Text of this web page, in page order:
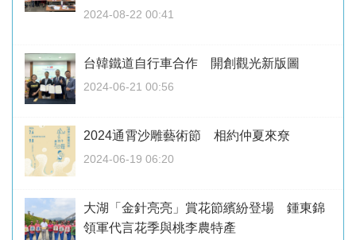
2024-08-22 00:41
台韓鐵道自行車合作 開創觀光新版圖
2024-06-21 00:56
2024通霄沙雕藝術節 相約仲夏來尞
2024-06-19 06:20
大湖「金針亮亮」賞花節繽紛登場 鍾東錦
領軍代言花季與桃李農特產